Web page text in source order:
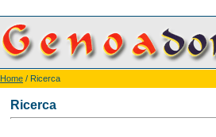
Home / Ricerca
Ricerca